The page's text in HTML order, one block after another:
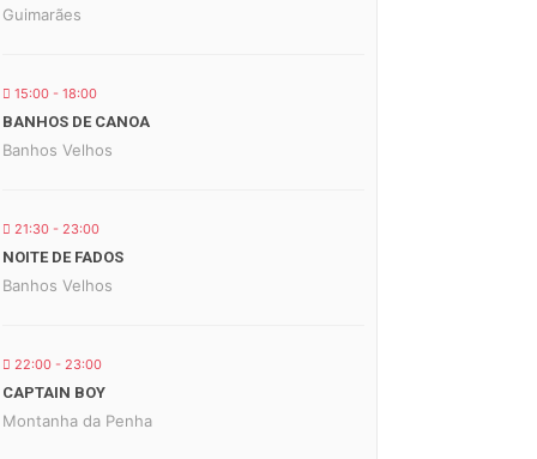
Guimarães
15:00 - 18:00
BANHOS DE CANOA
Banhos Velhos
21:30 - 23:00
NOITE DE FADOS
Banhos Velhos
22:00 - 23:00
CAPTAIN BOY
Montanha da Penha